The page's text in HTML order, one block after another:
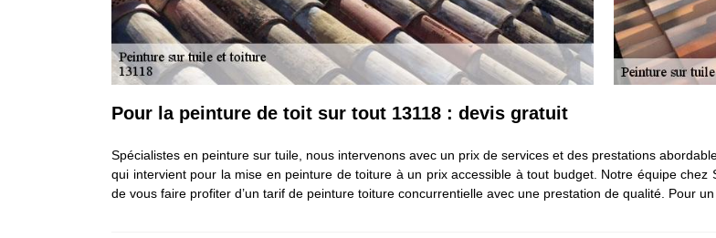
Pour la peinture de toit sur tout 13118 : devis gratuit
Spécialistes en peinture sur tuile, nous intervenons avec un prix de services et des prestations
qui intervient pour la mise en peinture de toiture à un prix accessible à tout budget. Notre équipe
de vous faire profiter d’un tarif de peinture toiture concurrentielle avec une prestation de qualité. Pour